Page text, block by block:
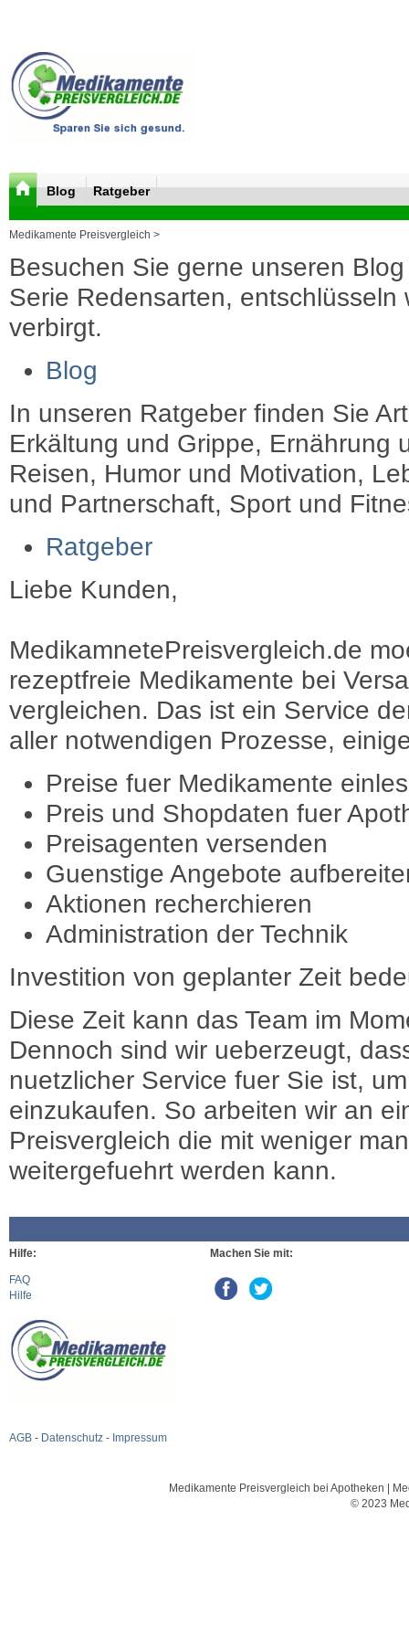
Blog Ratgeber
Medikamente Preisvergleich >
Besuchen Sie gerne unseren
Serie Redensarten, entschlüsseln
verbirgt.
Blog
In unseren Ratgeber finden Sie
Erkältung und Grippe, Ernährung
Reisen, Humor und Motivation,
und Partnerschaft, Sport und
Ratgeber
Liebe Kunden,
MedikamnetePreisvergleich.de
rezeptfreie Medikamente bei
vergleichen. Das ist ein Service
aller notwendigen Prozesse,
Preise fuer Medikamente
Preis und Shopdaten fuer
Preisagenten versenden
Guenstige Angebote
Aktionen recherchieren
Administration der Technik
Investition von geplanter Zeit
Diese Zeit kann das Team im
Dennoch sind wir ueberzeugt,
nuetzlicher Service fuer Sie ist,
einzukaufen. So arbeiten wir an
Preisvergleich die mit weniger
weitergefuehrt werden kann.
Hilfe:
FAQ
Hilfe
AGB - Datenschutz - Impressum
Machen Sie mit:
Medikamente Preisvergleich bei Apotheken |
© 2023